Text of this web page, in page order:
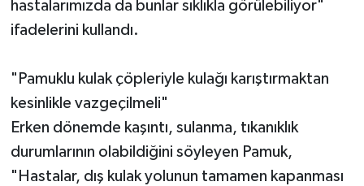
hastalarımızda da bunlar sıklıkla görülebiliyor"
ifadelerini kullandı.
"Pamuklu kulak çöpleriyle kulağı karıştırmaktan
kesinlikle vazgeçilmeli"
Erken dönemde kaşıntı, sulanma, tıkanıklık
durumlarının olabildiğini söyleyen Pamuk,
"Hastalar, dış kulak yolunun tamamen kapanması